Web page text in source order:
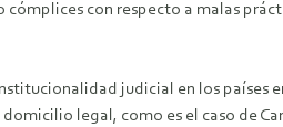
con respecto a malas
judicial en los países
legal, como es el caso de